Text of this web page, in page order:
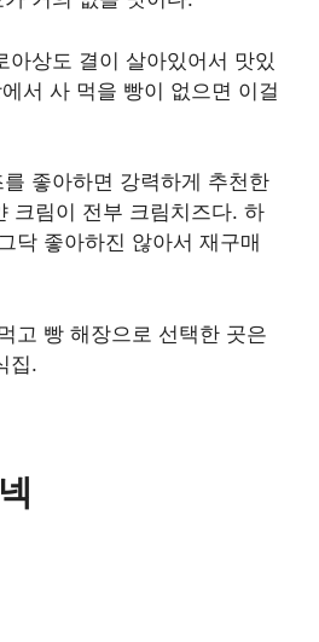
아상도 결이 살아있어서 맛있
서 사 먹을 빵이 없으면 이걸
좋아하면 강력하게 추천한
크림이 전부 크림치즈다. 하
닥 좋아하진 않아서 재구매
고 빵 해장으로 선택한 곳은
집.